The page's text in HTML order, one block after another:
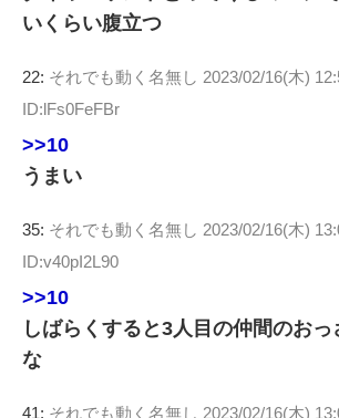
いくらい腹立つ
22: それでも動く名無し
2023/02/16(木)
ID:lFs0FeFBr
>>10
うまい
35: それでも動く名無し
2023/02/16(木)
ID:v40pI2L90
>>10
しばらくすると3人目の仲間のおっ
な
41: それでも動く名無し
2023/02/16(木)